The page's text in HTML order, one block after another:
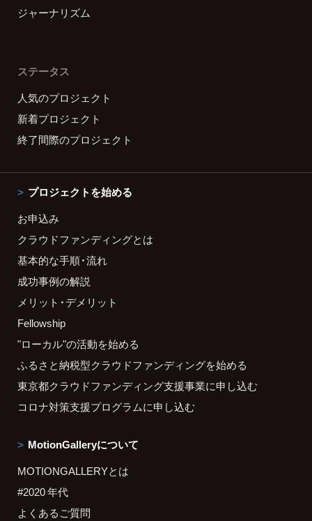
ジャーナリズム
ステータス
人気のプロジェクト
新着プロジェクト
終了間際のプロジェクト
プロジェクトを始める
お申込み
クラウドファンディングとは
基本的な手順・流れ
成功事例の解説
メリット・デメリット
Fellowship
"ローカル"の活動を始める
ふるさと納税型クラウドファンディングを始める
東京都クラウドファンディング支援事業に申し込む
コロナ対策支援プログラムに申し込む
MotionGalleryについて
MOTIONGALLERYとは
#2020 年代
よくあるご質問